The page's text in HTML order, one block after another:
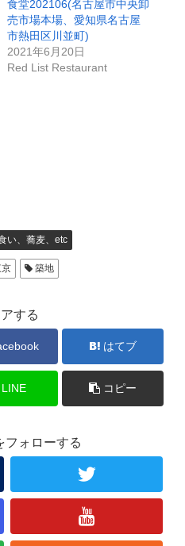
食堂202106(名古屋市中央卸
売市場本場、愛知県名古屋
市熱田区川並町)
2021年6月20日
Red List Restaurant
い、蕎麦、etc
築地
する
はてブ
LINE コピー
フォローする